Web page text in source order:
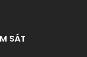
SÁT